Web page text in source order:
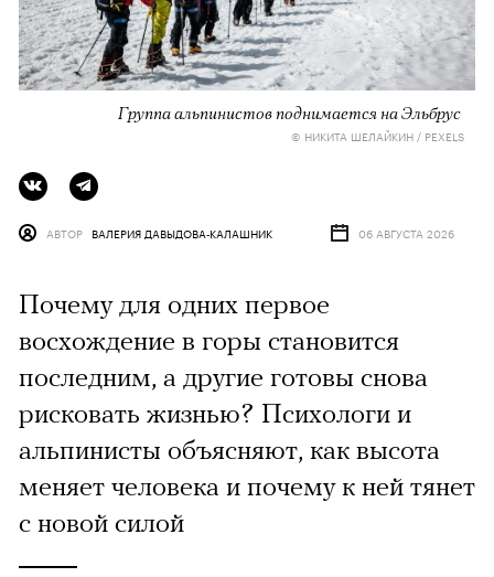
Группа альпинистов поднимается на Эльбрус
© НИКИТА ШЕЛАЙКИН / PEXELS
АВТОР ВАЛЕРИЯ ДАВЫДОВА-КАЛАШНИК 06 АВГУСТА 2026
Почему для одних первое
восхождение в горы становится
последним, а другие готовы снова
рисковать жизнью? Психологи и
альпинисты объясняют, как высота
меняет человека и почему к ней тянет
с новой силой